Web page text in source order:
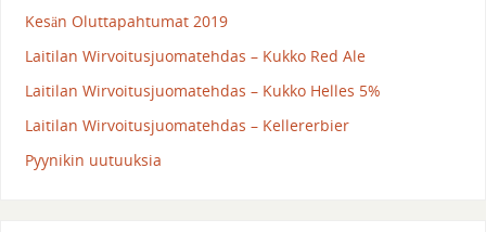
Kesän Oluttapahtumat 2019
Laitilan Wirvoitusjuomatehdas – Kukko Red Ale
Laitilan Wirvoitusjuomatehdas – Kukko Helles 5%
Laitilan Wirvoitusjuomatehdas – Kellererbier
Pyynikin uutuuksia